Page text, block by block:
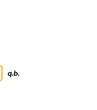
q.b.